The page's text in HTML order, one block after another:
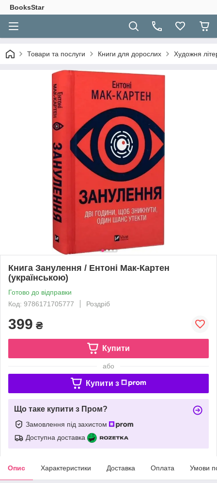
BooksStar
Товари та послуги Книги для дорослих Художня
Книга Занулення / Ентоні Мак-Картен
(українською)
Готово до відправки
Код: 9786171705777
Роздріб
399 ₴
Купити
або
Купити з
Що таке купити з Пром?
Замовлення під захистом
Доступна доставка
Опис Характеристики Доставка Оплата Умови